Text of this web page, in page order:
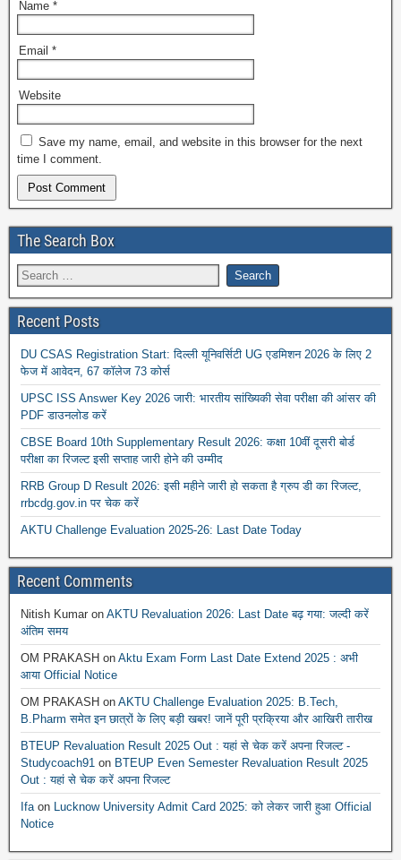
Name *
Email *
Website
Save my name, email, and website in this browser for the next
time I comment.
The Search Box
Recent Posts
DU CSAS Registration Start: दिल्ली यूनिवर्सिटी UG एडमिशन 2026 के लिए 2
फेज में आवेदन, 67 कॉलेज 73 कोर्स
UPSC ISS Answer Key 2026 जारी: भारतीय सांख्यिकी सेवा परीक्षा की आंसर की
PDF डाउनलोड करें
CBSE Board 10th Supplementary Result 2026: कक्षा 10वीं दूसरी बोर्ड
परीक्षा का रिजल्ट इसी सप्ताह जारी होने की उम्मीद
RRB Group D Result 2026: इसी महीने जारी हो सकता है ग्रुप डी का रिजल्ट,
rrbcdg.gov.in पर चेक करें
AKTU Challenge Evaluation 2025-26: Last Date Today
Recent Comments
Nitish Kumar on AKTU Revaluation 2026: Last Date बढ़ गया: जल्दी करें
अंतिम समय
OM PRAKASH on Aktu Exam Form Last Date Extend 2025 : अभी
आया Official Notice
OM PRAKASH on AKTU Challenge Evaluation 2025: B.Tech,
B.Pharm समेत इन छात्रों के लिए बड़ी खबर! जानें पूरी प्रक्रिया और आखिरी तारीख
BTEUP Revaluation Result 2025 Out : यहां से चेक करें अपना रिजल्ट -
Studycoach91 on BTEUP Even Semester Revaluation Result 2025
Out : यहां से चेक करें अपना रिजल्ट
Ifaon Lucknow University Admit Card 2025: को लेकर जारी हुआ Official
Notice